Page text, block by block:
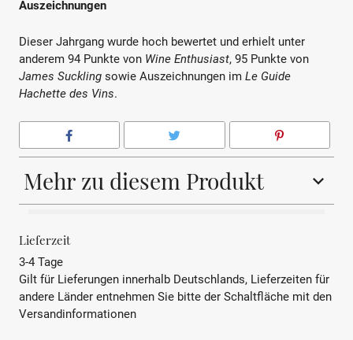
Auszeichnungen
Dieser Jahrgang wurde hoch bewertet und erhielt unter
anderem 94 Punkte von Wine Enthusiast, 95 Punkte von
James Suckling sowie Auszeichnungen im Le Guide
Hachette des Vins.
Mehr zu diesem Produkt
REBSORTE
Sauvignon, Petit Verdot
JAHRGANG
Lieferzeit
3-4 Tage
Gilt für Lieferungen innerhalb Deutschlands, Lieferzeiten für
andere Länder entnehmen Sie bitte der Schaltfläche mit den
Versandinformationen